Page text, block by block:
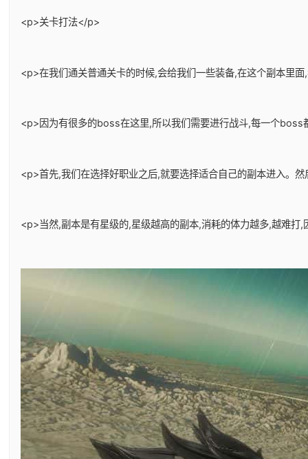
<p>关卡打法</p>
<p>在我们通关普通关卡的时候,会给我们一些装备,在这个副本里
<p>因为有很多的boss在这里,所以我们需要进行战斗,每一个
<p>首先,我们在选择好职业之后,就要选择适合自己的副本进入。
<p>当然,副本是有星级的,星级越高的副本,消耗的体力越多,越难